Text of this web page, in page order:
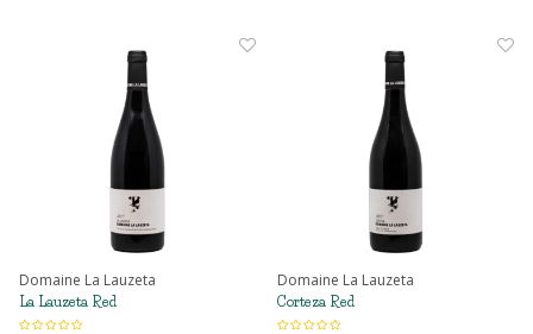
Domaine La Lauzeta
La Lauzeta Red
Domaine La Lauzeta
Corteza Red